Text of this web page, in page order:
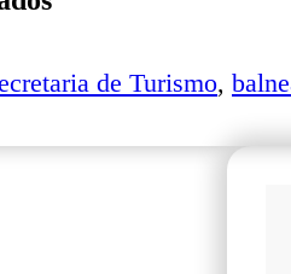
de Turismo,